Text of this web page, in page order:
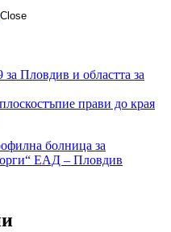
Пловдив и областта за
прави до края